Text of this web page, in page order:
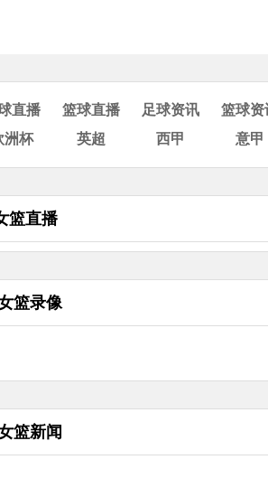
直播 篮球直播 足球资讯 篮球资
洲杯 英超 西甲 意甲
篮直播
篮录像
篮新闻